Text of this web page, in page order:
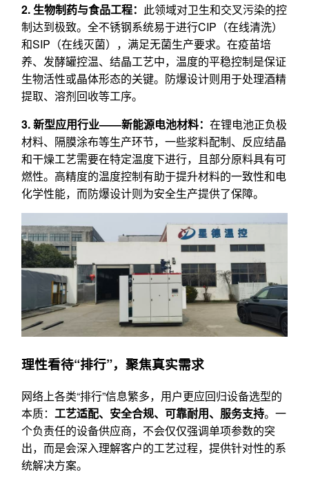
2. 生物制药与食品工程： 此领域对卫生和交叉污染的控
制达到极致。全不锈钢系统易于进行CIP（在线清洗）
和SIP（在线灭菌），满足无菌生产要求。在疫苗培
养、发酵罐控温、结晶工艺中，温度的平稳控制是保证
生物活性或晶体形态的关键。防爆设计则用于处理酒精
提取、溶剂回收等工序。
3. 新型应用行业——新能源电池材料： 在锂电池正负极
材料、隔膜涂布等生产环节，一些浆料配制、反应结晶
和干燥工艺需要在特定温度下进行，且部分原料具有可
燃性。高精度的温度控制有助于提升材料的一致性和电
化学性能，而防爆设计则为安全生产提供了保障。
理性看待“排行”，聚焦真实需求
网络上各类“排行”信息繁多，用户更应回归设备选型的
本质： 工艺适配、安全合规、可靠耐用、服务支持。一
个负责任的设备供应商，不会仅仅强调单项参数的突
出，而是会深入理解客户的工艺过程，提供针对性的系
统解决方案。